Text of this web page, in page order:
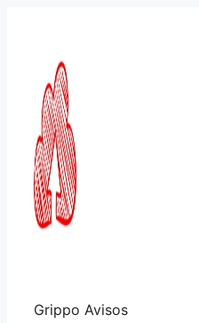
Grippo Avisos